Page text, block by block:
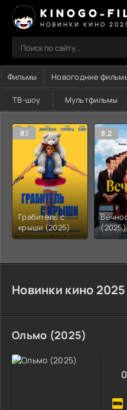
KINOGO-
НОВИНКИ КИНО
Фильмы Новогодние
ТВ-шоу Мультфильмы
8.1
Грабитель с
крыши (2025)
8.2
(2025)
Новинки кино 2025
Ольмо (2025)
0